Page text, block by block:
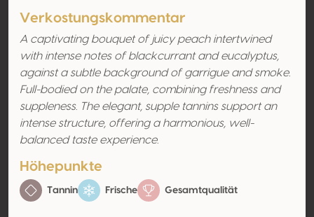
Verkostungskommentar
A captivating bouquet of juicy peach intertwined
with intense notes of blackcurrant and eucalyptus,
against a subtle background of garrigue and smoke.
Full-bodied on the palate, combining freshness and
suppleness. The elegant, supple tannins support an
intense structure, offering a harmonious, well-
balanced taste experience.
Höhepunkte
Tannin Frische Gesamtqualität